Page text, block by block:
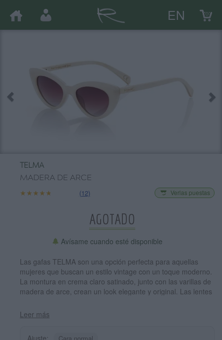
EN
TELMA
MADERA DE ARCE
★★★★★
★★★★★ (12) Verlas puestas
AGOTADO
Avísame cuando esté disponible
Las gafas TELMA son una opción perfecta para aquellas
mujeres que buscan un estilo vintage con un toque moderno.
La montura en crema claro satinado, junto con las varillas de
madera de arce, crean un look elegante y original. Las lentes
estética retro de estas gafas. Con su diseño atemporal, las
gafas TELMA serán un accesorio indispensable en cualquier
Leer más